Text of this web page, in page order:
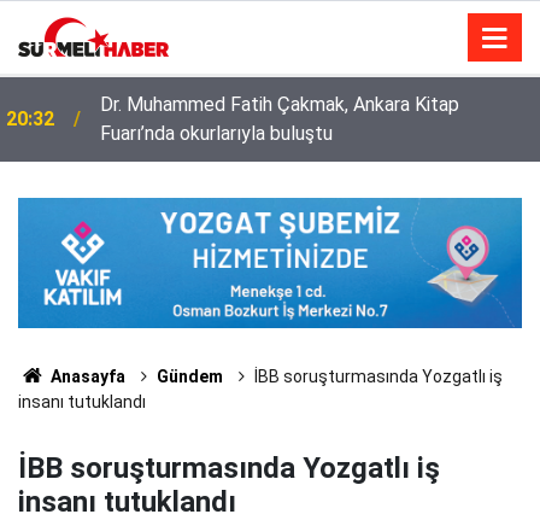
14:52
Diyanet İşleri Başkanlığı ile Türkiye Diyanet Vakfı
milyonları sevindirdi
Anasayfa Gündem
İBB soruşturmasında Yozgatlı iş
insanı tutuklandı
İBB soruşturmasında Yozgatlı iş
insanı tutuklandı